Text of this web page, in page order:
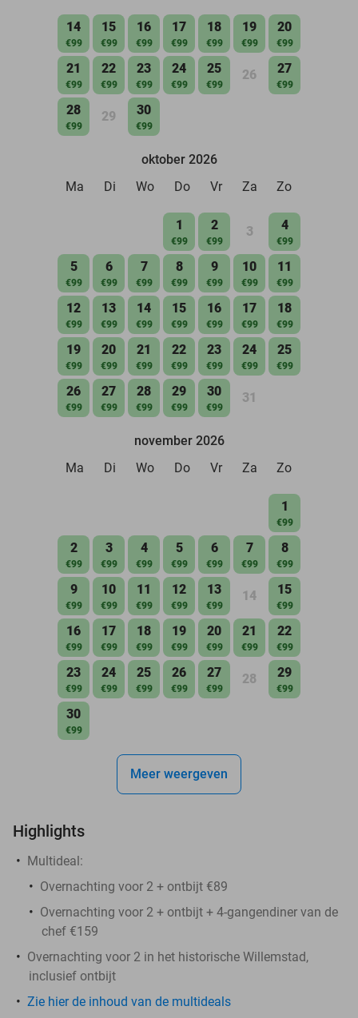
14
€99
15
€99
16
€99
17
€99
18
€99
19
€99
20
€99
21
€99
22
€99
23
€99
24
€99
25
€99
26 27
€99
28
€99
29 30
€99
oktober 2026
Ma
Di Wo Do Vr Za Zo
1
€99
2
€99
3 4
€99
5
€99
6
€99
7
€99
8
€99
9
€99
10
€99
11
€99
12
€99
13
€99
14
€99
15
€99
16
€99
17
€99
18
€99
19
€99
20
€99
21
€99
22
€99
23
€99
24
€99
25
€99
26
€99
27
€99
28
€99
29
€99
30
€99
31
november 2026
Ma
Di Wo Do Vr Za Zo
1
€99
2
€99
3
€99
4
€99
5
€99
6
€99
7
€99
8
€99
9
€99
10
€99
11
€99
12
€99
13
€99
14 15
€99
16
€99
17
€99
18
€99
19
€99
20
€99
21
€99
22
€99
23
€99
24
€99
25
€99
26
€99
27
€99
28 29
€99
30
€99
Meer weergeven
Highlights
Multideal:
Overnachting voor 2 + ontbijt €89
Overnachting voor 2 + ontbijt + 4-gangendiner van de
chef €159
Overnachting voor 2 in het historische Willemstad,
inclusief ontbijt
Zie hier de inhoud van de multideals